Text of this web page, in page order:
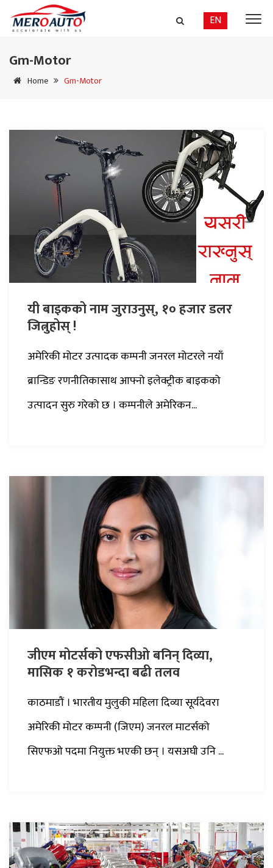
EN
Gm-Motor
Home Gm-Motor
यी बाइकको नाम जुराउनुस्, १० हजार डलर
जित्नुहोस् !
अमेरिकी मोटर उत्पादक कम्पनी जनरल मोटरले नयाँ
ब्रान्डिङ रणनीतिकासाथ आफ्नो इलेक्ट्रीक बाइकको
उत्पादन सुरु गरेको छ । कम्पनीले अमेरिकन...
जीएम मोटर्सको एफसीओ बनिन् दिव्या,
मासिक १ करोडभन्दा बढी तलव
काठमाडौं । भारतीय मुलुकी महिला दिव्या सूर्यदेवरा
अमेरिकी मोटर कम्पनी (जिएम) जनरल माटर्सको
सिएफओ पदमा नियुक्त भएकी छन् । यसअघी उनि ...